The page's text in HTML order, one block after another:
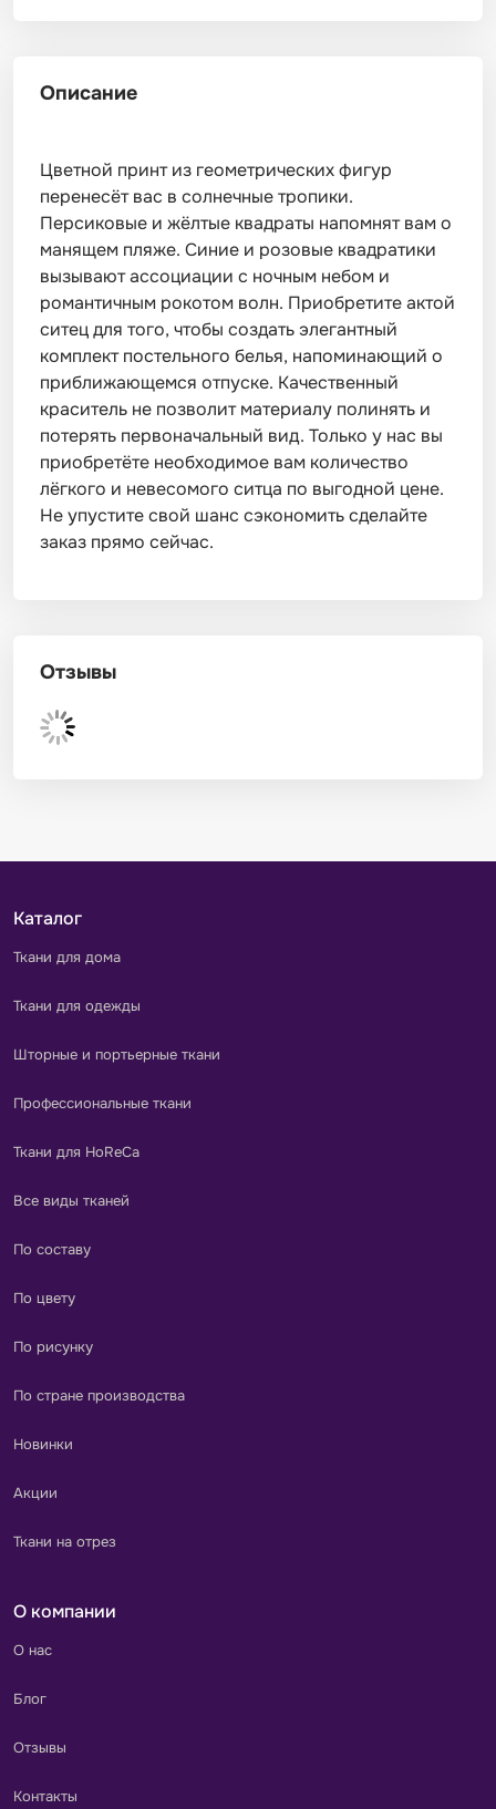
Описание
Цветной принт из геометрических фигур
перенесёт вас в солнечные тропики.
Персиковые и жёлтые квадраты напомнят вам о
манящем пляже. Синие и розовые квадратики
вызывают ассоциации с ночным небом и
романтичным рокотом волн. Приобретите актой
ситец для того, чтобы создать элегантный
комплект постельного белья, напоминающий о
приближающемся отпуске. Качественный
краситель не позволит материалу полинять и
потерять первоначальный вид. Только у нас вы
приобретёте необходимое вам количество
лёгкого и невесомого ситца по выгодной цене.
Не упустите свой шанс сэкономить сделайте
заказ прямо сейчас.
Отзывы
Каталог
Ткани для дома
Ткани для одежды
Шторные и портьерные ткани
Профессиональные ткани
Ткани для HoReCa
Все виды тканей
По составу
По цвету
По рисунку
По стране производства
Новинки
Акции
Ткани на отрез
О компании
О нас
Блог
Отзывы
Контакты